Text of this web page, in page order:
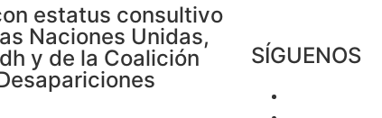
estatus consultivo
Naciones Unidas,
y de la Coalición
SÍGUENOS